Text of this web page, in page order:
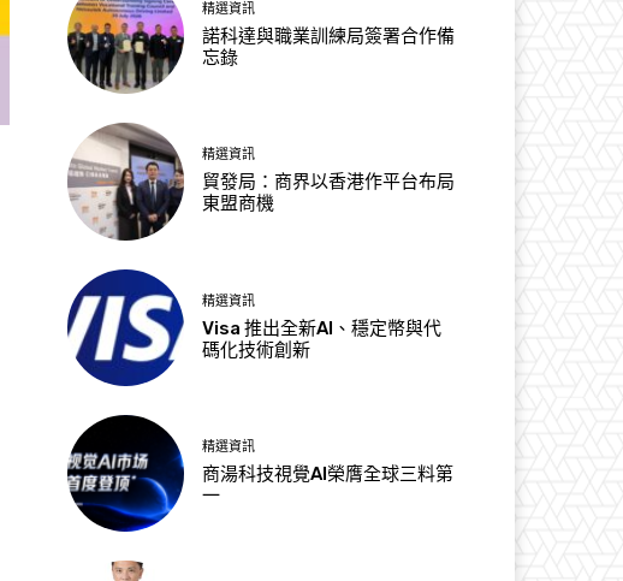
精選資訊
諾科達與職業訓練局簽署合作備
忘錄
精選資訊
貿發局：商界以香港作平台布局
東盟商機
精選資訊
Visa 推出全新AI、穩定幣與代
碼化技術創新
精選資訊
商湯科技視覺AI榮膺全球三料第
一